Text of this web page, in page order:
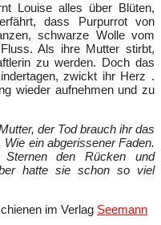
Louise alles über Blüten,
dass Purpurrot von
schwarze Wolle vom
Als ihre Mutter stirbt,
zu werden. Doch das
zwickt ihr Herz .
wieder aufnehmen und zu
der Tod brauch ihr das
ein abgerissener Faden.
den Rücken und
hatte sie schon so viel
im Verlag Seemann